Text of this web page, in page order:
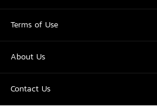
Terms of Use
About Us
Contact Us